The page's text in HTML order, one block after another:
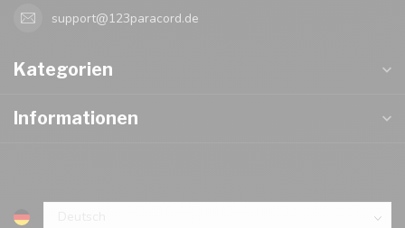
support@123paracord.de
Kategorien
Informationen